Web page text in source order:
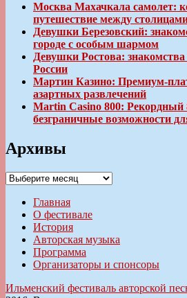
Москва Махачкала самолет:
путешествие между
Девушки Березовский:
городе с особым шармом
Девушки Ростова:
России
Мартин Казино: Премиум-
азартных развлечений
Martin Casino 800: Рекордный
безграничные возможности
Архивы
Архивы
Главная
О фестивале
История
Авторская музыка
Программа
Организаторы и спонсоры
Ильменский фестиваль авторской